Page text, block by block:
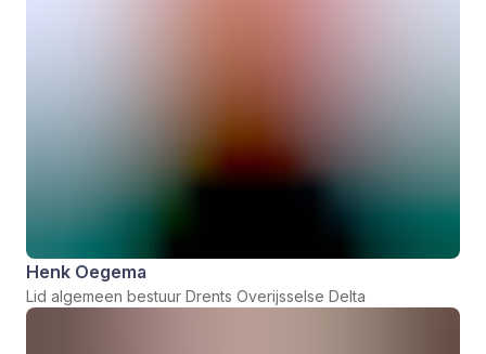
Henk Oegema
Lid algemeen bestuur Drents Overijsselse Delta